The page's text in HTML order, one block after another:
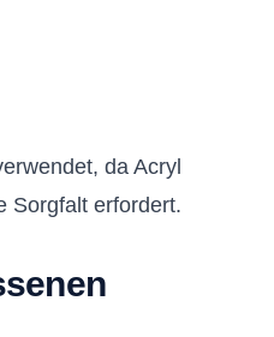
da Acryl
Sorgfalt erfordert.